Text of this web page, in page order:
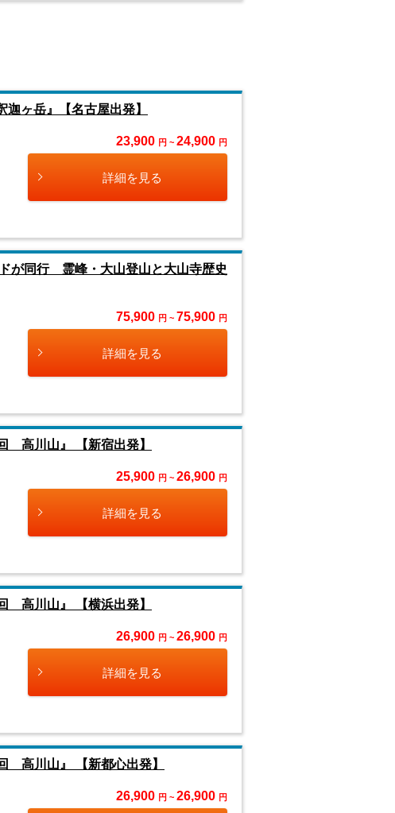
ヶ岳』【名古屋出発】
23,900 円 ~ 24,900 円
詳細を見る
が同行 霊峰・大山登山と大山寺歴史
75,900 円 ~ 75,900 円
詳細を見る
高川山』 【新宿出発】
25,900 円 ~ 26,900 円
詳細を見る
高川山』 【横浜出発】
26,900 円 ~ 26,900 円
詳細を見る
高川山』 【新都心出発】
26,900 円 ~ 26,900 円